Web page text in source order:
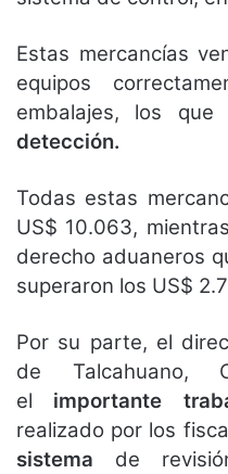
Estas mercancías
equipos
embalajes, los
detección.
Todas estas
US$ 10.063,
derecho aduaneros
superaron los US$
Por su parte, el
de Talcahuano,
el importante
realizado por los
sistema de